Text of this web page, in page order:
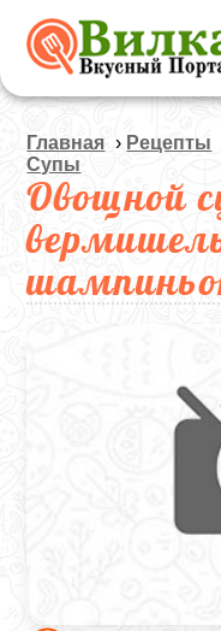
Главная › Рецепты
Супы
Овощной